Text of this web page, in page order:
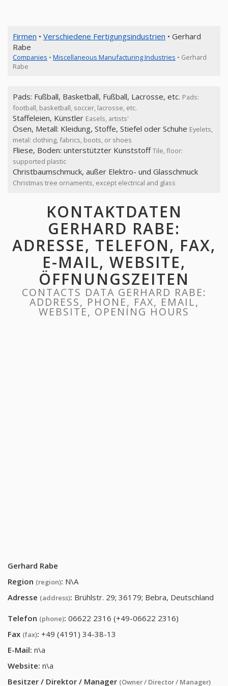
Firmen • Verschiedene Fertigungsindustrien • Gerhard
Rabe
Companies • Miscellaneous Manufacturing Industries • Gerhard
Rabe
Pads: Fußball, Basketball, Fußball, Lacrosse, etc. Pads:
football, basketball, soccer, lacrosse, etc.
Staffeleien, Künstler Easels, artists'
Ösen, Metall: Kleidung, Stoffe, Stiefel oder Schuhe Eyelets,
metal: clothing, fabrics, boots, or shoes
Fliese, Boden: unterstützter KunststoffTile, floor:
supported plastic
Christbaumschmuck, außer Elektro- und Glasschmuck
Christmas tree ornaments, except electrical and glass
KONTAKTDATEN
GERHARD RABE:
ADRESSE, TELEFON, FAX,
E-MAIL, WEBSITE,
ÖFFNUNGSZEITEN
CONTACTS DATA GERHARD RABE:
ADDRESS, PHONE, FAX, EMAIL,
WEBSITE, OPENING HOURS
Gerhard Rabe
Region (region): N\A
Adresse (address): Brühlstr. 29; 36179; Bebra, Deutschland
Telefon (phone): 06622 2316 (+49-06622 2316)
Fax (fax): +49 (4191) 34-38-13
E-Mail: n\a
Website: n\a
Besitzer / Direktor / Manager (Owner / Director / Manager)